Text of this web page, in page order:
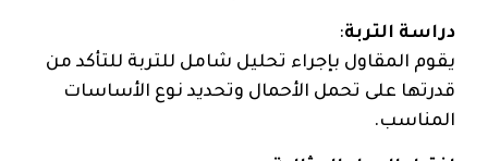
دراسة التربة:
يقوم المقاول بإجراء تحليل شامل للتربة للتأكد من
قدرتها على تحمل الأحمال وتحديد نوع الأساسات
المناسب.